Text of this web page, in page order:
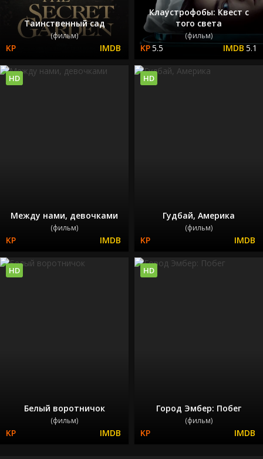
Таинственный сад
(фильм)
Клаустрофобы: Квест с
того света
(фильм)
5.5 5.1
Между нами, девочками
(фильм)
HD
Гудбай, Америка
(фильм)
HD
Белый воротничок
(фильм)
HD
Город Эмбер: Побег
(фильм)
HD